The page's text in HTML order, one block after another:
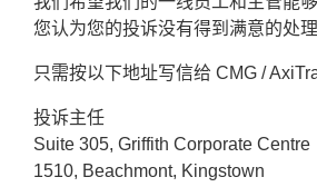
您认为您的投诉没有得到满意的处
只需按以下地址写信给 CMG /
投诉主任
Suite 305, Griffith Corporate Centre
1510, Beachmont, Kingstown